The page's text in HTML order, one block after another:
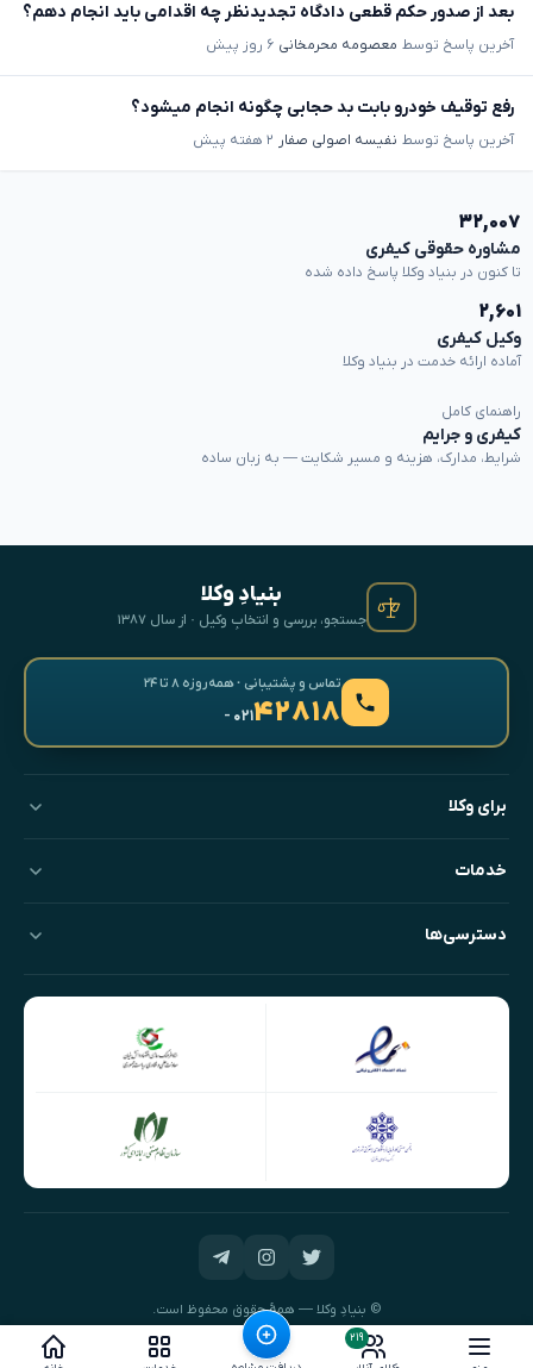
۲۱۹
بعد از صدور حکم قطعی دادگاه تجدیدنظر چه اقدامی باید انجام دهم؟
آخرین پاسخ توسط معصومه محرمخانی ۶ روز پیش
رفع توقیف خودرو بابت بد حجابی چگونه انجام میشود؟
آخرین پاسخ توسط نفیسه اصولی صفار ۲ هفته پیش
۳۲,۰۰۷
مشاوره حقوقی کیفری
تا کنون در بنیاد وکلا پاسخ داده شده
۲,۶۰۱
وکیل کیفری
آماده ارائه خدمت در بنیاد وکلا
راهنمای کامل
کیفری و جرایم
شرایط، مدارک، هزینه و مسیر شکایت — به زبان ساده
بنیادِ وکلا
جستجو، بررسی و انتخابِ وکیل · از سال ۱۳۸۷
تماس و پشتیبانی · همه‌روزه ۸ تا ۲۴
۴۲۸۱۸- ۰۲۱
برای وکلا
خدمات
دسترسی‌ها
© بنیادِ وکلا — همهٔ حقوق محفوظ است.
طراحی و توسعه:نیک‌داده‌پرداز